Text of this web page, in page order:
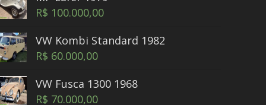
R$ 100.000,00
VW Kombi Standard 1982
R$ 60.000,00
VW Fusca 1300 1968
R$ 70.000,00